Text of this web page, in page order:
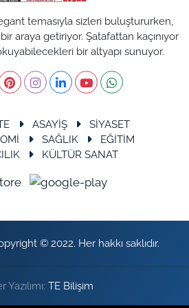
temasıyla sizleri buluştururken,
araya getiriyor. Şatafattan kaçınıyor
bir altyapı sunuyor.
ASAYİŞ
SİYASET
SAĞLIK
EĞİTİM
KÜLTÜR SANAT
© 2022. Her hakkı saklıdır.
Yazılımı: TE Bilişim